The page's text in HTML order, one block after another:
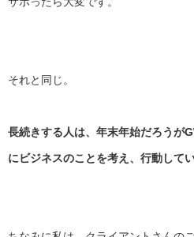
それと同じ。
長続きする人は、年末年始だろうが
にビジネスのことを考え、行動してい